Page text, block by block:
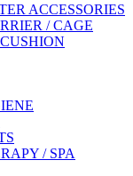
ACCESSORIES
/ CAGE
/ SPA